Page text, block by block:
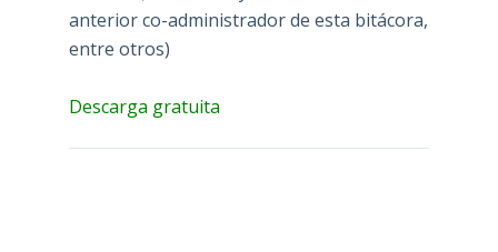
anterior co-administrador de esta bitácora,
entre otros)
Descarga gratuita